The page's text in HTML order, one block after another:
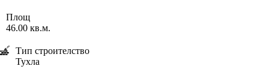
Площ
46.00 кв.м.
Тип строителство
Тухла